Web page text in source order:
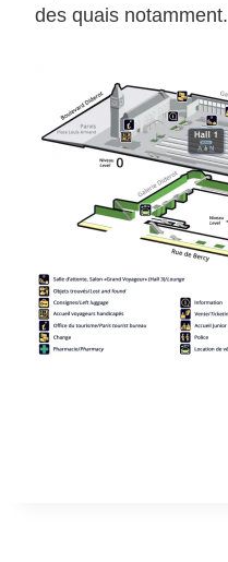
des quais notamment.